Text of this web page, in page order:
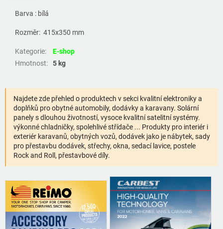
Barva : bílá
Rozměr: 415x350 mm
Kategorie:
E-shop
Hmotnost: 5 kg
Najdete zde přehled o produktech v sekci kvalitní elektroniky a
doplňků pro obytné automobily, dodávky a karavany. Solární
panely s dlouhou životností, vysoce kvalitní satelitní systémy.
výkonné chladničky, spolehlivé střídače ... Produkty pro interiér i
exteriér karavanů, obytných vozů, dodávek jako je nábytek, sady
pro přestavbu dodávek, střechy, okna, sedací lavice, postele
Rock and Roll, přestavbové díly.